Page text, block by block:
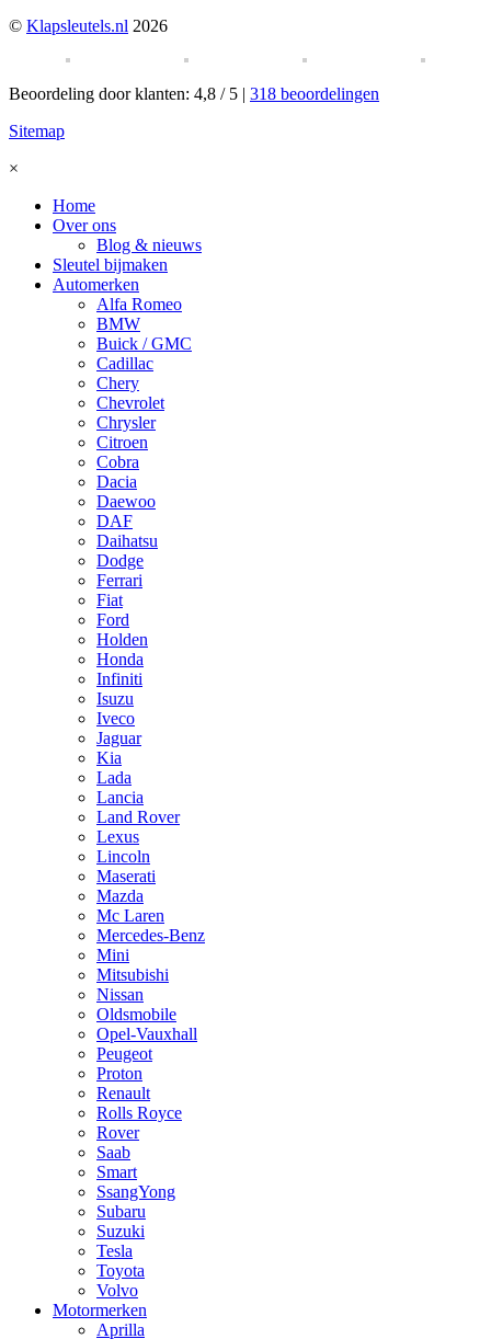
© Klapsleutels.nl 2026
Beoordeling door klanten: 4,8 / 5 | 318 beoordelingen
Sitemap
×
Home
Over ons
Blog & nieuws
Sleutel bijmaken
Automerken
Alfa Romeo
BMW
Buick / GMC
Cadillac
Chery
Chevrolet
Chrysler
Citroen
Cobra
Dacia
Daewoo
DAF
Daihatsu
Dodge
Ferrari
Fiat
Ford
Holden
Honda
Infiniti
Isuzu
Iveco
Jaguar
Kia
Lada
Lancia
Land Rover
Lexus
Lincoln
Maserati
Mazda
Mc Laren
Mercedes-Benz
Mini
Mitsubishi
Nissan
Oldsmobile
Opel-Vauxhall
Peugeot
Proton
Renault
Rolls Royce
Rover
Saab
Smart
SsangYong
Subaru
Suzuki
Tesla
Toyota
Volvo
Motormerken
Aprilla